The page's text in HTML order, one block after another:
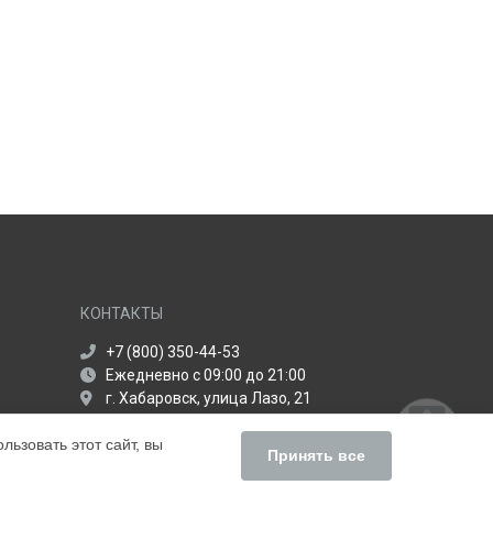
КОНТАКТЫ
+7 (800) 350-44-53
Ежедневно с 09:00 до 21:00
г. Хабаровск, улица Лазо, 21
Политика конфиденциальности
этот сайт, вы
Принять все